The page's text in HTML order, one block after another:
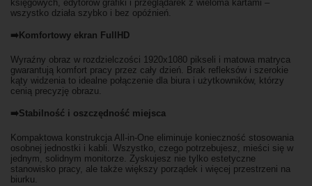
księgowych, edytorów grafiki i przeglądarek z wieloma kartami –
wszystko działa szybko i bez opóźnień.
➡️Komfortowy ekran FullHD
Wyraźny obraz w rozdzielczości 1920x1080 pikseli i matowa matryca
gwarantują komfort pracy przez cały dzień. Brak refleksów i szerokie
kąty widzenia to idealne połączenie dla biura i użytkowników, którzy
cenią precyzję obrazu.
➡️Stabilność i oszczędność miejsca
Kompaktowa konstrukcja All-in-One eliminuje konieczność stosowania
osobnej jednostki i kabli. Wszystko, czego potrzebujesz, mieści się w
jednym, solidnym monitorze. Zyskujesz nie tylko estetyczne
stanowisko pracy, ale także większy porządek i więcej przestrzeni na
biurku.